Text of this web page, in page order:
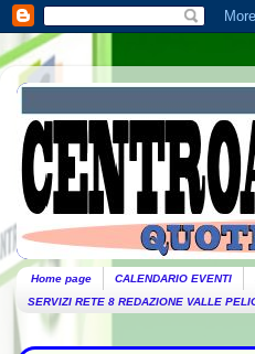
Home page CALENDARIO EVENTI
SERVIZI RETE 8 REDAZIONE VALLE